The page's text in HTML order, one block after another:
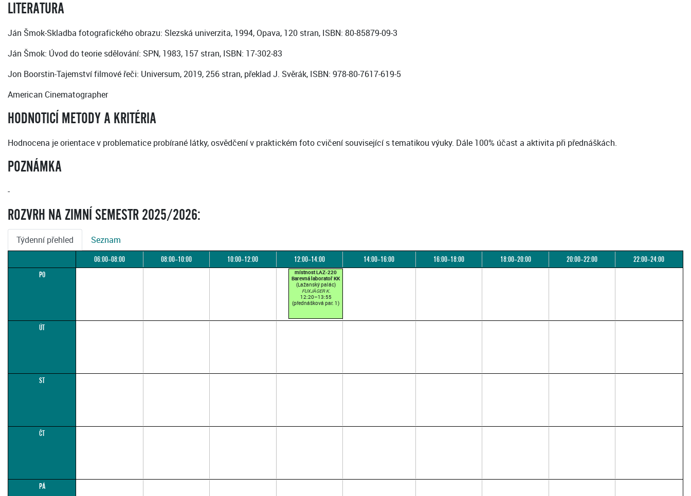
LITERATURA
Ján Šmok-Skladba fotografického obrazu: Slezská univerzita, 1994, Opava, 120 stran, ISBN: 80-85879-09-3
Ján Šmok: Úvod do teorie sdělování: SPN, 1983, 157 stran, ISBN: 17-302-83
Jon Boorstin-Tajemství filmové řeči: Universum, 2019, 256 stran, překlad J. Svěrák, ISBN: 978-80-7617-619-5
American Cinematographer
HODNOTICÍ METODY A KRITÉRIA
Hodnocena je orientace v problematice probírané látky, osvědčení v praktickém foto cvičení související s tematikou výuky. Dále 100% účast a aktivita při přednáškách.
POZNÁMKA
-
ROZVRH NA ZIMNÍ SEMESTR 2025/2026:
Týdenní přehled Seznam
06:00–08:00 08:00–10:00 10:00–12:00 12:00–14:00 14:00–16:00 16:00–18:00 18:00–20:00 20:00–22:00
22:00–24:00
PO
místnost LAZ-220
Barevná laboratoř KK
(Lažanský palác)
FUXJÄGER K.
12:20–13:55
(přednášková par. 1)
ÚT
ST
ČT
PÁ